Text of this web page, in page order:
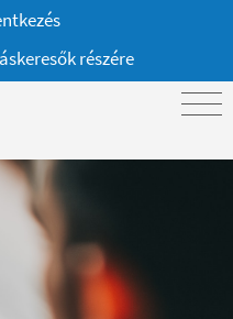
részére